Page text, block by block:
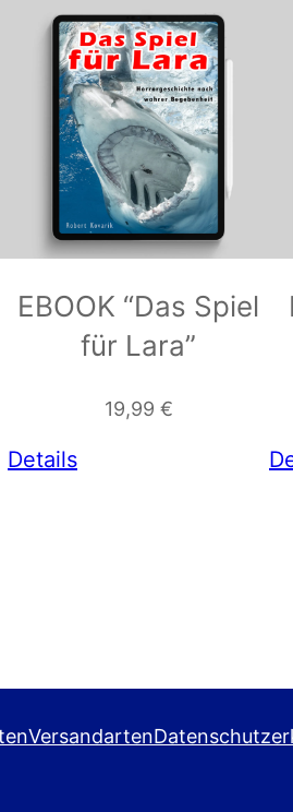
g
EBOOK “Das Spiel
für Lara”
19,99 €
Details
Versandarten